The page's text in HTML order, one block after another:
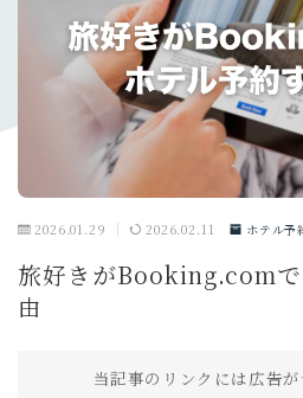
ファッション・小物
充電器・モバイルバッテ
暮らしのモノ
生活家電・雑貨
デスク周り
PC
オーディオ
スマホ・タブレット
2026.01.29 2026.02.11 ホテル予
旅好きがBooking.com
由
当記事のリンクには広告が